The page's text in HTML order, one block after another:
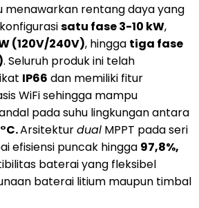
menawarkan rentang daya yang
satu fase 3-10 kW,
(120V/240V), hingga tiga fase
. Seluruh produk ini telah
IP66 dan memiliki fitur
WiFi sehingga mampu
pada suhu lingkungan antara
Arsitekturdual MPPT pada seri
efisiensi puncak hingga 97,8%,
baterai yang fleksibel
baterai litium maupun timbal